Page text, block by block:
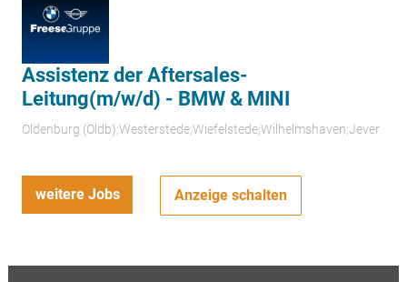
Assistenz der Aftersales-
Leitung(m/w/d) - BMW & MINI
Oldenburg (Oldb);Westerstede;Wiefelstede;Wilhelmshaven;Jever
weitere Jobs Anzeige schalten